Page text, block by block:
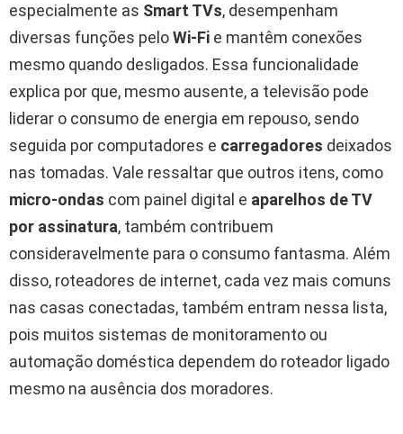
especialmente as Smart TVs, desempenham
diversas funções peloWi-Fi e mantêm conexões
mesmo quando desligados. Essa funcionalidade
explica por que, mesmo ausente, a televisão pode
liderar o consumo de energia em repouso, sendo
seguida por computadores e carregadores deixados
nas tomadas. Vale ressaltar que outros itens, como
micro-ondas com painel digital e aparelhos de TV
por assinatura, também contribuem
consideravelmente para o consumo fantasma. Além
disso, roteadores de internet, cada vez mais comuns
nas casas conectadas, também entram nessa lista,
pois muitos sistemas de monitoramento ou
automação doméstica dependem do roteador ligado
mesmo na ausência dos moradores.